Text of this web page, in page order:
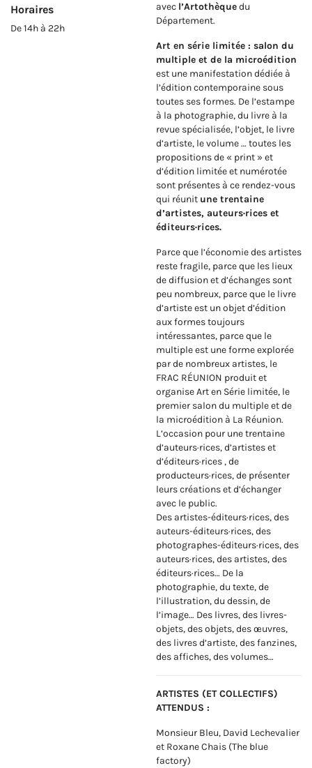
Horaires
De 14h à 22h
avec l’Artothèquedu
Département.
Art en série limitée : salon du
multiple et de la microédition
est une manifestation dédiée à
l’édition contemporaine sous
toutes ses formes. De l’estampe
à la photographie, du livre à la
revue spécialisée, l’objet, le livre
d’artiste, le volume … toutes les
propositions de « print » et
d’édition limitée et numérotée
sont présentes à ce rendez-vous
qui réunit une trentaine
d’artistes, auteurs·rices et
éditeurs·rices.
Parce que l’économie des artistes
reste fragile, parce que les lieux
de diffusion et d’échanges sont
peu nombreux, parce que le livre
d’artiste est un objet d’édition
aux formes toujours
intéressantes, parce que le
multiple est une forme explorée
par de nombreux artistes, le
FRAC RÉUNION produit et
organise Art en Série limitée, le
premier salon du multiple et de
la microédition à La Réunion.
L’occasion pour une trentaine
d’auteurs·rices, d’artistes et
d’éditeurs·rices , de
producteurs·rices, de présenter
leurs créations et d’échanger
avec le public.
Des artistes-éditeurs·rices, des
auteurs-éditeurs·rices, des
photographes-éditeurs·rices, des
auteurs·rices, des artistes, des
éditeurs·rices… De la
photographie, du texte, de
l’illustration, du dessin, de
l’image… Des livres, des livres-
objets, des objets, des œuvres,
des livres d’artiste, des fanzines,
des affiches, des volumes…
ARTISTES (ET COLLECTIFS)
ATTENDUS :
Monsieur Bleu, David Lechevalier
et Roxane Chais (The blue
factory)